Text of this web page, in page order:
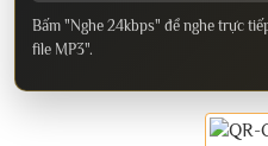
Bấm "Nghe 24kbps" để nghe trực
file MP3".